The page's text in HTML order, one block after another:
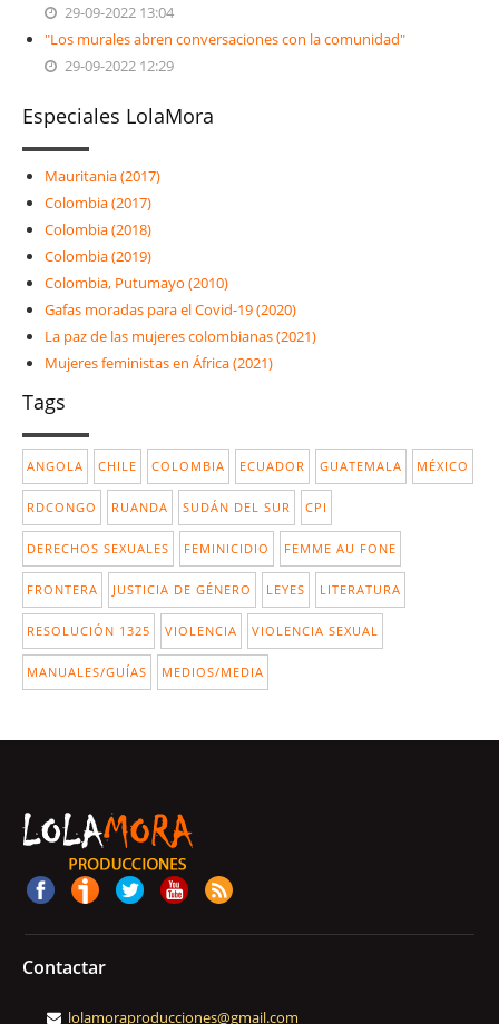
29-09-2022 13:04
"Los murales abren conversaciones con la comunidad"
29-09-2022 12:29
Especiales LolaMora
Mauritania (2017)
Colombia (2017)
Colombia (2018)
Colombia (2019)
Colombia, Putumayo (2010)
Gafas moradas para el Covid-19 (2020)
La paz de las mujeres colombianas (2021)
Mujeres feministas en África (2021)
Tags
ANGOLA CHILE COLOMBIA ECUADOR GUATEMALA MÉXICO
RDCONGO RUANDA SUDÁN DEL SUR CPI
DERECHOS SEXUALES FEMINICIDIO FEMME AU FONE
FRONTERA JUSTICIA DE GÉNERO LEYES LITERATURA
RESOLUCIÓN 1325 VIOLENCIA VIOLENCIA SEXUAL
MANUALES/GUÍAS MEDIOS/MEDIA
Contactar
lolamoraproducciones@gmail.com